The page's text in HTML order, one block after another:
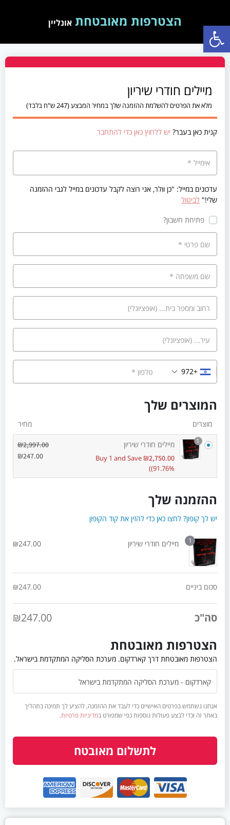
פתח סרגל נגישות
הצטרפות מאובטחת אונליין
מיילים חודרי שיריון
מלא את הפרטים להשלמת ההזמנה שלך במחיר המבצע (247 ש"ח בלבד)
קנית כאן בעבר? יש ללחוץ כאן כדי להתחבר
אימייל *
עדכונים במייל: "כן וולר, אני רוצה לקבל עדכונים במייל לגבי ההזמנה
שלי!" לביטול
פתיחת חשבון?
שם פרטי *
שם משפחה *
רחוב ומספר בית... (אופציונלי)
עיר... (אופציונלי)
טלפון * +972
המוצרים שלך
מוצרים מחיר
1 מיילים חודרי שיריון
Buy 1 and Save ₪2,750.00
(91.76%)
₪2,997.00
₪247.00
ההזמנה שלך
יש לך קופון? לחצו כאן כדי להזין את קוד הקופון
1 מיילים חודרי שיריון ₪247.00
סכום ביניים ₪247.00
סה"כ ₪247.00
הצטרפות מאובטחת
הצטרפות מאובטחת דרך קארדקום. מערכת הסליקה המתקדמת בישראל.
קארדקום - מערכת הסליקה המתקדמת בישראל
אנחנו נשתמש בפרטים האישיים כדי לעבד את ההזמנה, להציע לך תמיכה בתהליך
באתר זה וכדי לבצע פעולות נוספות כפי שמפורט במדיניות פרטיות.
לתשלום מאובטח